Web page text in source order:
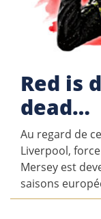
Red is
dead…
Au regard de
Liverpool,
Mersey est
saisons